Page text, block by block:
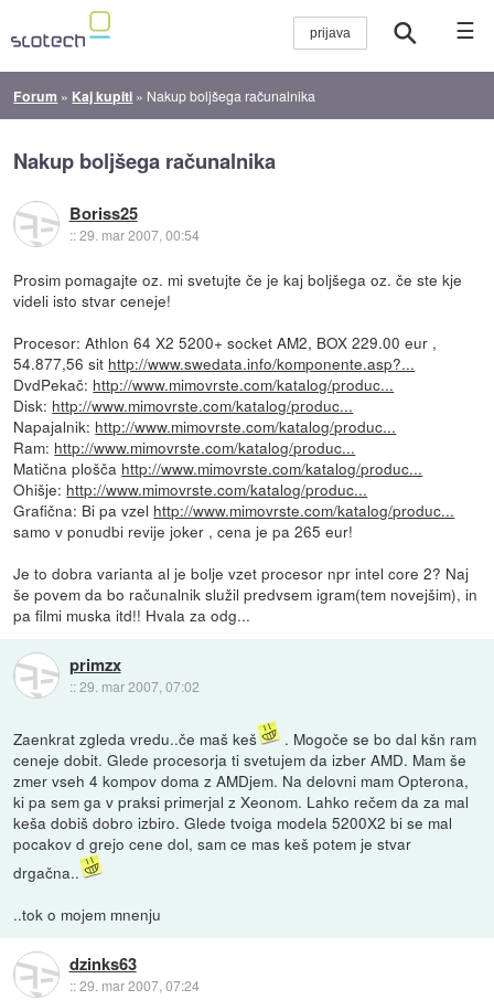
☰
Forum » Kaj kupiti » Nakup boljšega računalnika
Nakup boljšega računalnika
Boriss25
::29. mar 2007, 00:54
Prosim pomagajte oz. mi svetujte če je kaj boljšega oz. če ste kje
videli isto stvar ceneje!
Procesor: Athlon 64 X2 5200+ socket AM2, BOX 229.00 eur ,
54.877,56 sit http://www.swedata.info/komponente.asp?...
DvdPekač: http://www.mimovrste.com/katalog/produc...
Disk: http://www.mimovrste.com/katalog/produc...
Napajalnik: http://www.mimovrste.com/katalog/produc...
Ram: http://www.mimovrste.com/katalog/produc...
Matična plošča http://www.mimovrste.com/katalog/produc...
Ohišje: http://www.mimovrste.com/katalog/produc...
Grafična: Bi pa vzel http://www.mimovrste.com/katalog/produc...
samo v ponudbi revije joker , cena je pa 265 eur!
Je to dobra varianta al je bolje vzet procesor npr intel core 2? Naj
še povem da bo računalnik služil predvsem igram(tem novejšim), in
pa filmi muska itd!! Hvala za odg...
primzx
::29. mar 2007, 07:02
Zaenkrat zgleda vredu..če maš keš
. Mogoče se bo dal kšn ram
ceneje dobit. Glede procesorja ti svetujem da izber AMD. Mam še
zmer vseh 4 kompov doma z AMDjem. Na delovni mam Opterona,
ki pa sem ga v praksi primerjal z Xeonom. Lahko rečem da za mal
keša dobiš dobro izbiro. Glede tvoiga modela 5200X2 bi se mal
pocakov d grejo cene dol, sam ce mas keš potem je stvar
drgačna..
..tok o mojem mnenju
dzinks63
::29. mar 2007, 07:24